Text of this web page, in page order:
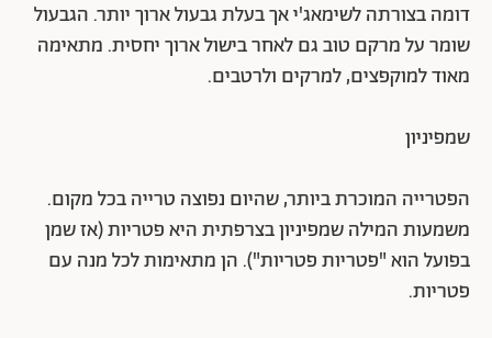
דומה בצורתה לשימאג'י אך בעלת גבעול ארוך יותר. הגבעול
שומר על מרקם טוב גם לאחר בישול ארוך יחסית. מתאימה
מאוד למוקפצים, למרקים ולרטבים.
שמפיניון
הפטרייה המוכרת ביותר, שהיום נפוצה טרייה בכל מקום.
משמעות המילה שמפיניון בצרפתית היא פטריות (אז שמן
בפועל הוא "פטריות פטריות"). הן מתאימות לכל מנה עם
פטריות.